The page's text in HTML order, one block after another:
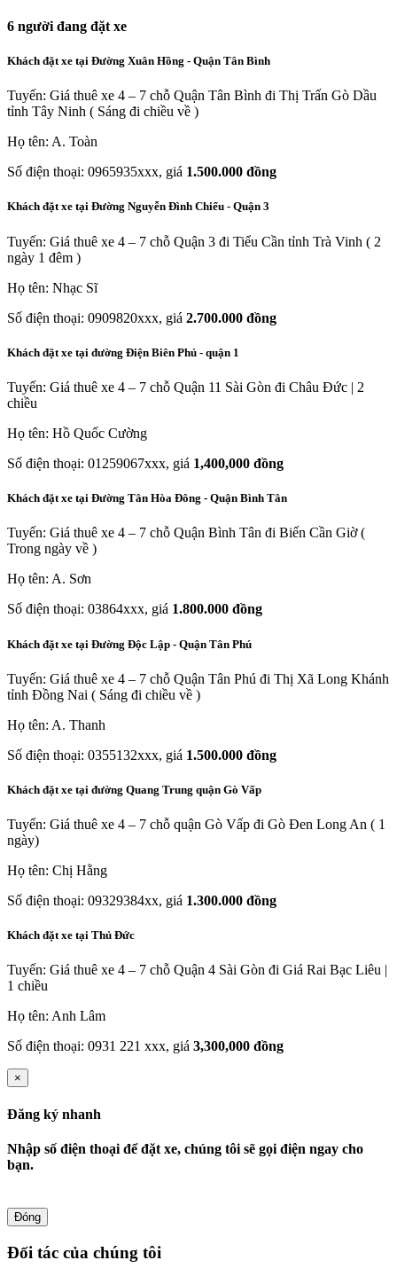
6 người đang đặt xe
Khách đặt xe tại Đường Xuân Hồng - Quận Tân Bình
Tuyến: Giá thuê xe 4 – 7 chỗ Quận Tân Bình đi Thị Trấn Gò Dầu
tỉnh Tây Ninh ( Sáng đi chiều về )
Họ tên: A. Toàn
Số điện thoại: 0965935xxx, giá 1.500.000 đồng
Khách đặt xe tại Đường Nguyễn Đình Chiểu - Quận 3
Tuyến: Giá thuê xe 4 – 7 chỗ Quận 3 đi Tiểu Cần tỉnh Trà Vinh ( 2
ngày 1 đêm )
Họ tên: Nhạc Sĩ
Số điện thoại: 0909820xxx, giá 2.700.000 đồng
Khách đặt xe tại đường Điện Biên Phủ - quận 1
Tuyến: Giá thuê xe 4 – 7 chỗ Quận 11 Sài Gòn đi Châu Đức | 2
chiều
Họ tên: Hồ Quốc Cường
Số điện thoại: 01259067xxx, giá 1,400,000 đồng
Khách đặt xe tại Đường Tân Hòa Đông - Quận Bình Tân
Tuyến: Giá thuê xe 4 – 7 chỗ Quận Bình Tân đi Biển Cần Giờ (
Trong ngày về )
Họ tên: A. Sơn
Số điện thoại: 03864xxx, giá 1.800.000 đồng
Khách đặt xe tại Đường Độc Lập - Quận Tân Phú
Tuyến: Giá thuê xe 4 – 7 chỗ Quận Tân Phú đi Thị Xã Long Khánh
tỉnh Đồng Nai ( Sáng đi chiều về )
Họ tên: A. Thanh
Số điện thoại: 0355132xxx, giá 1.500.000 đồng
Khách đặt xe tại đường Quang Trung quận Gò Vấp
Tuyến: Giá thuê xe 4 – 7 chỗ quận Gò Vấp đi Gò Đen Long An ( 1
ngày)
Họ tên: Chị Hằng
Số điện thoại: 09329384xx, giá 1.300.000 đồng
Khách đặt xe tại Thủ Đức
Tuyến: Giá thuê xe 4 – 7 chỗ Quận 4 Sài Gòn đi Giá Rai Bạc Liêu |
1 chiều
Họ tên: Anh Lâm
Số điện thoại: 0931 221 xxx, giá 3,300,000 đồng
×
Đăng ký nhanh
Nhập số điện thoại để đặt xe, chúng tôi sẽ gọi điện ngay cho
bạn.
Đóng
Đối tác của chúng tôi